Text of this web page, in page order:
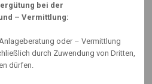
bei der
– Vermittlung:
oder – Vermittlung
durch Zuwendung von Dritten,
dürfen.